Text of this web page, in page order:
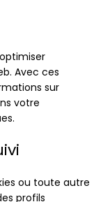
Avec ces
sur
votre
ou toute autre
profils